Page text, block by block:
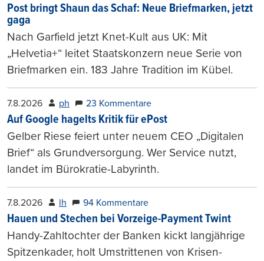
Post bringt Shaun das Schaf: Neue Briefmarken, jetzt
gaga
Nach Garfield jetzt Knet-Kult aus UK: Mit
„Helvetia+“ leitet Staatskonzern neue Serie von
Briefmarken ein. 183 Jahre Tradition im Kübel.
7.8.2026 ph 23 Kommentare
Auf Google hagelts Kritik für ePost
Gelber Riese feiert unter neuem CEO „Digitalen
Brief“ als Grundversorgung. Wer Service nutzt,
landet im Bürokratie-Labyrinth.
7.8.2026 lh 94 Kommentare
Hauen und Stechen bei Vorzeige-Payment Twint
Handy-Zahltochter der Banken kickt langjährige
Spitzenkader, holt Umstrittenen von Krisen-